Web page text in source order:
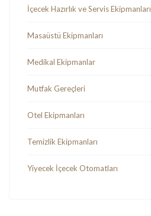
İçecek Hazırlık ve Servis Ekipmanları
Masaüstü Ekipmanları
Medikal Ekipmanlar
Mutfak Gereçleri
Otel Ekipmanları
Temizlik Ekipmanları
Yiyecek İçecek Otomatları